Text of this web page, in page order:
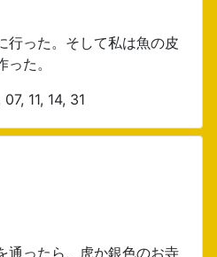
行った。そして私は魚の皮
た。
11, 14, 31
通ったら、虎か銀色のお寺